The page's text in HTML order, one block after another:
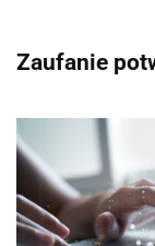
Zaufanie